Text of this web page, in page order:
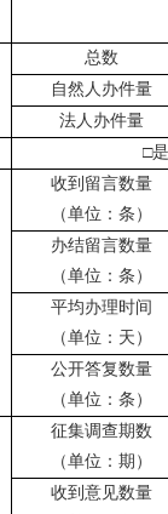
总数
自然人办件量
法人办件量
收到留言数量
（单位：条）
办结留言数量
（单位：条）
平均办理时间
（单位：天）
公开答复数量
（单位：条）
征集调查期数
（单位：期）
收到意见数量